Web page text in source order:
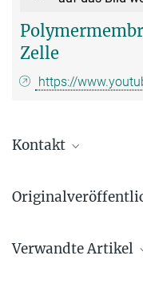
Zelle
https://
Kontakt
Max-Planck-Institut für
sundmacher@...
Farzad Hamdi, Panagiotis
Verwandte Artikel